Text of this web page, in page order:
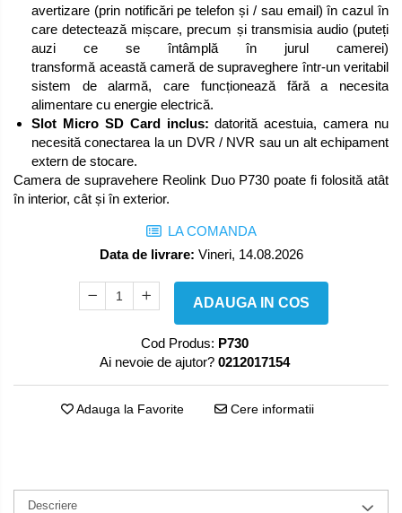
avertizare (prin notificări pe telefon și / sau email) în cazul în
care detectează mișcare, precum și transmisia audio (puteți
auzi ce se întâmplă în jurul camerei)
transformă această cameră de supraveghere într-un veritabil
sistem de alarmă, care funcționează fără a necesita
alimentare cu energie electrică.
Slot Micro SD Card inclus: datorită acestuia, camera nu
necesită conectarea la un DVR / NVR sau un alt echipament
extern de stocare.
Camera de supravehere Reolink Duo P730 poate fi folosită atât
în interior, cât și în exterior.
LA COMANDA
Data de livrare: Vineri, 14.08.2026
ADAUGA IN COS
Cod Produs: P730
Ai nevoie de ajutor? 0212017154
Adauga la Favorite Cere informatii
Descriere